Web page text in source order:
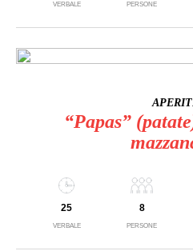
VERBALE PERSONE
“Papas”
25
VERBALE
8
PERSONE